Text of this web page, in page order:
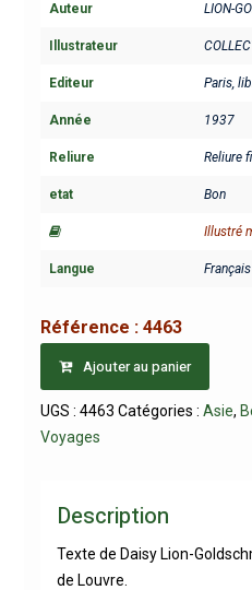
Auteur LION-
Illustrateur
Editeur Paris,
Année 1937
Reliure Reliure
etat Bon
Illustré
Langue Français
Référence : 4463
Ajouter au panier
UGS : 4463 Catégories : Asie,
Voyages
Description
Texte de Daisy Lion-
de Louvre.